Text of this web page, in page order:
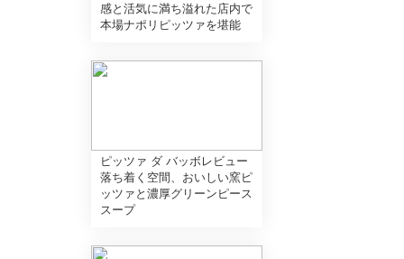
感と活気に満ち溢れた店内で
本場ナポリピッツァを堪能
ピッツァ ダ バッボレビュー
落ち着く空間、おいしい窯ピ
ッツァと濃厚グリーンピース
スープ